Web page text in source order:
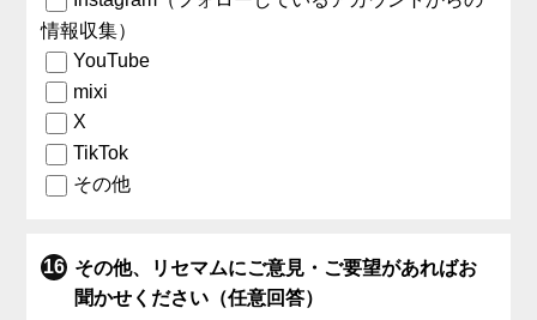
情報収集）
YouTube
mixi
X
TikTok
その他
その他、リセマムにご意見・ご要望があればお
聞かせください（任意回答）